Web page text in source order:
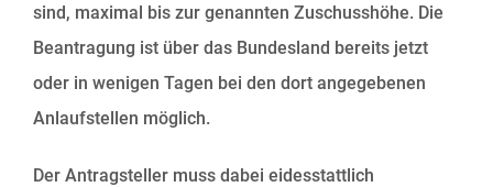
sind, maximal bis zur genannten Zuschusshöhe. Die
Beantragung ist über das Bundesland bereits jetzt
oder in wenigen Tagen bei den dort angegebenen
Anlaufstellen möglich.
Der Antragsteller muss dabei eidesstattlich